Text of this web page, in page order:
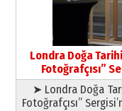
Yusuf
yazar
11 Mayıs
Londra Doğa
Fotoğrafçısı”
➤ Londra Doğa
Fotoğrafçısı”